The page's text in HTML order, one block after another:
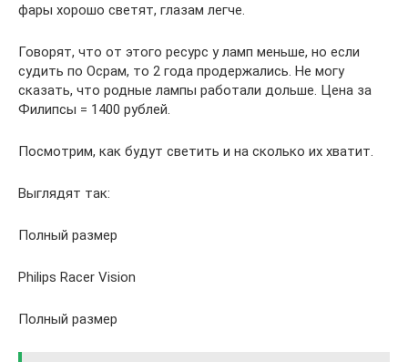
фары хорошо светят, глазам легче.
Говорят, что от этого ресурс у ламп меньше, но если
судить по Осрам, то 2 года продержались. Не могу
сказать, что родные лампы работали дольше. Цена за
Филипсы = 1400 рублей.
Посмотрим, как будут светить и на сколько их хватит.
Выглядят так:
Полный размер
Philips Racer Vision
Полный размер